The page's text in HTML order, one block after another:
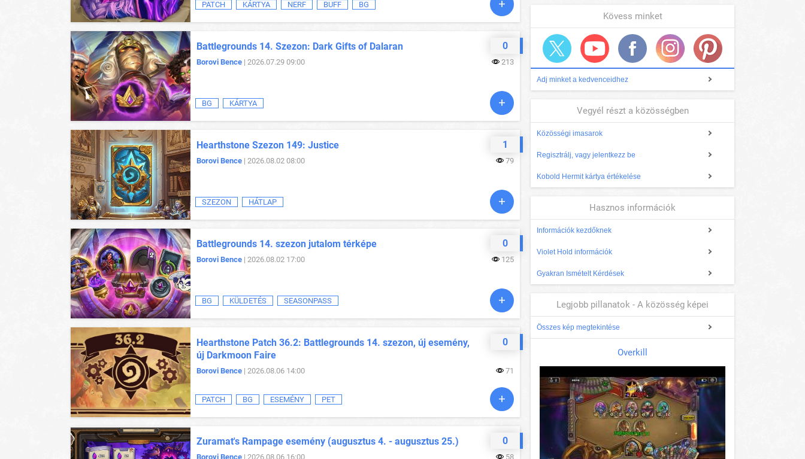
PATCH KÁRTYA NERF BUFF BG
0
Battlegrounds 14. Szezon: Dark Gifts of Dalaran
Borovi Bence | 2026.07.29 09:00 213
BG KÁRTYA
1
Hearthstone Szezon 149: Justice
Borovi Bence | 2026.08.02 08:00 79
SZEZON HÁTLAP
0
Battlegrounds 14. szezon jutalom térképe
Borovi Bence | 2026.08.02 17:00 125
BG KÜLDETÉS SEASONPASS
0
Hearthstone Patch 36.2: Battlegrounds 14. szezon, új esemény,
új Darkmoon Faire
Borovi Bence | 2026.08.06 14:00 71
PATCH BG ESEMÉNY PET
0
Zuramat's Rampage esemény (augusztus 4. - augusztus 25.)
Borovi Bence | 2026.08.06 16:00 58
Kövess minket
Adj minket a kedvenceidhez
Vegyél részt a közösségben
Közösségi imasarok
Regisztrálj, vagy jelentkezz be
Kobold Hermit kártya értékelése
Hasznos információk
Információk kezdőknek
Violet Hold információk
Gyakran Ismételt Kérdések
Legjobb pillanatok - A közösség képei
Összes kép megtekintése
Overkill